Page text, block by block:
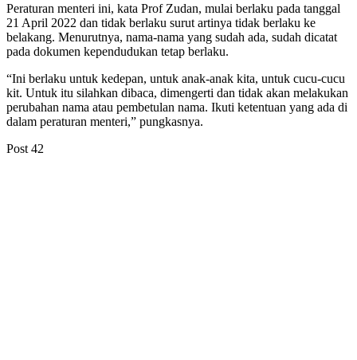
Peraturan menteri ini, kata Prof Zudan, mulai berlaku pada tanggal
21 April 2022 dan tidak berlaku surut artinya tidak berlaku ke
belakang. Menurutnya, nama-nama yang sudah ada, sudah dicatat
pada dokumen kependudukan tetap berlaku.
“Ini berlaku untuk kedepan, untuk anak-anak kita, untuk cucu-cucu
kit. Untuk itu silahkan dibaca, dimengerti dan tidak akan melakukan
perubahan nama atau pembetulan nama. Ikuti ketentuan yang ada di
dalam peraturan menteri,” pungkasnya.
Post 42